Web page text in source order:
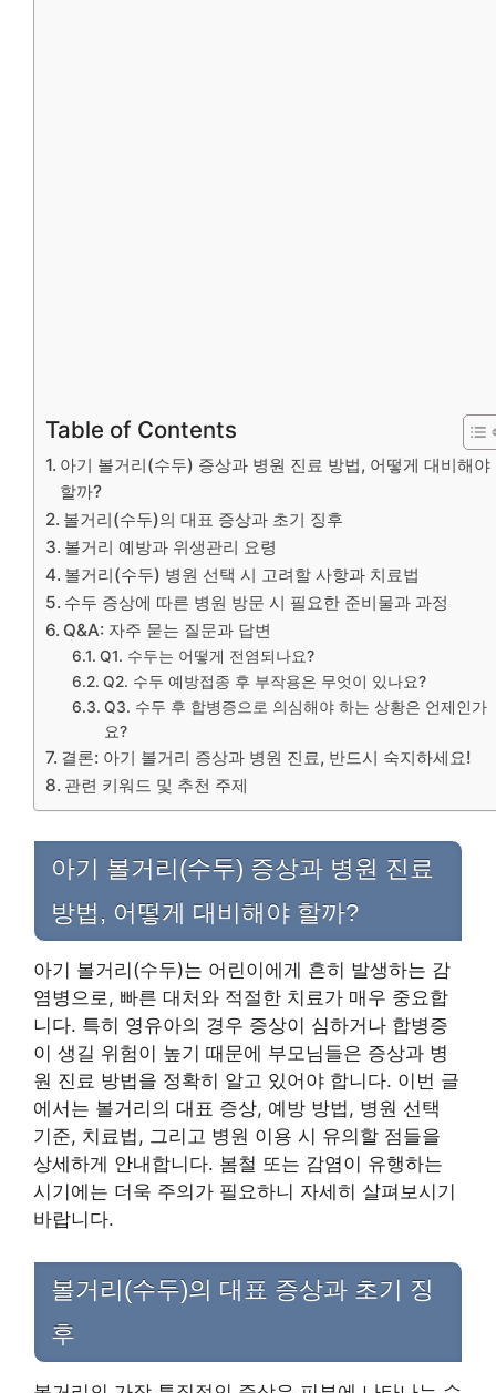
Table of Contents
아기 볼거리(수두) 증상과 병원 진료 방법, 어떻게 대비해야
할까?
볼거리(수두)의 대표 증상과 초기 징후
볼거리 예방과 위생관리 요령
볼거리(수두) 병원 선택 시 고려할 사항과 치료법
수두 증상에 따른 병원 방문 시 필요한 준비물과 과정
Q&A: 자주 묻는 질문과 답변
Q1. 수두는 어떻게 전염되나요?
Q2. 수두 예방접종 후 부작용은 무엇이 있나요?
Q3. 수두 후 합병증으로 의심해야 하는 상황은 언제인가
요?
결론: 아기 볼거리 증상과 병원 진료, 반드시 숙지하세요!
관련 키워드 및 추천 주제
아기 볼거리(수두) 증상과 병원 진료
방법, 어떻게 대비해야 할까?
아기 볼거리(수두)는 어린이에게 흔히 발생하는 감
염병으로, 빠른 대처와 적절한 치료가 매우 중요합
니다. 특히 영유아의 경우 증상이 심하거나 합병증
이 생길 위험이 높기 때문에 부모님들은 증상과 병
원 진료 방법을 정확히 알고 있어야 합니다. 이번 글
에서는 볼거리의 대표 증상, 예방 방법, 병원 선택
기준, 치료법, 그리고 병원 이용 시 유의할 점들을
상세하게 안내합니다. 봄철 또는 감염이 유행하는
시기에는 더욱 주의가 필요하니 자세히 살펴보시기
바랍니다.
볼거리(수두)의 대표 증상과 초기 징
후